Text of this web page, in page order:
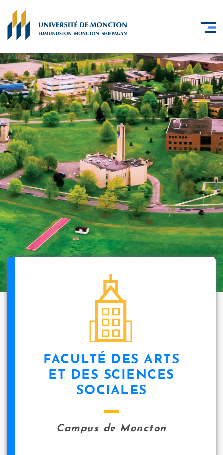
FACULTÉ DES ARTS
ET DES SCIENCES
SOCIALES
Campus de Moncton